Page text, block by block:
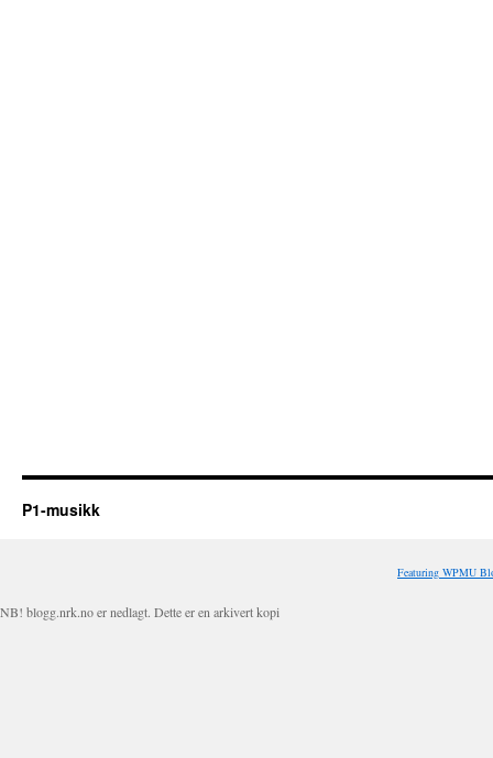
P1-musikk
Featuring WPMU
NB! blogg.nrk.no er nedlagt. Dette er en arkivert kopi